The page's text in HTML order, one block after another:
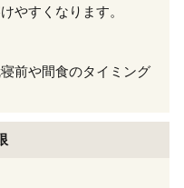
やすくなります。
前や間食のタイミング